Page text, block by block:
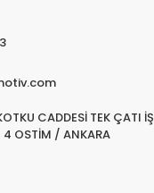
CADDESİ TEK ÇATI İŞ
4 OSTİM / ANKARA